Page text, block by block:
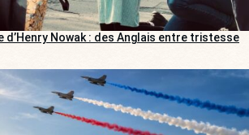
d’Henry Nowak : des Anglais entre tristesse